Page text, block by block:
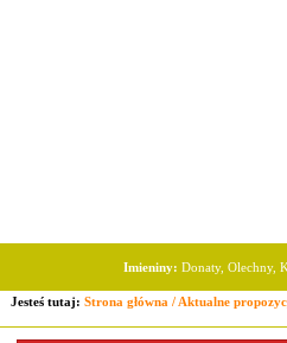
Imieniny: Donaty, Olechny,
Jesteś tutaj: Strona główna / Aktualne